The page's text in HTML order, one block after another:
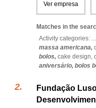
Ver empresa
Matches in the
Activity categories: ...
massa americana,
bolos, cake design,
aniversário, bolos
Fundação